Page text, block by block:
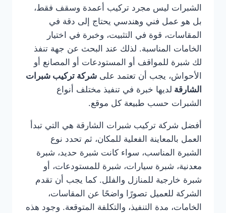
الشبرات ليس مجرد تركيب أعمدة وسقف فقط،
بل هو عمل فني وهندسي يحتاج إلى دقة في
المقاسات، قوة في التثبيت، وخبرة في اختيار
الخامات المناسبة. لذلك عند البحث عن جهة تنفذ
لك شبرة للمواقف أو المستودعات أو المصانع أو
الأحواش، يجب أن تعتمد على شركة تركيب شبرات
الشارقة لديها خبرة في تنفيذ مختلف أنواع
الشبرات حسب طبيعة كل موقع.
أفضل شركة تركيب شبرات الشارقة هي التي تبدأ
العمل بالمعاينة الفعلية للمكان، ثم تحدد نوع
الشبرة المناسب، سواء كانت شبرة حديد، شبرة
معدنية، شبرة سيارات، شبرة للمستودعات، أو
شبرة خارجية للمنازل والفلل. كما يجب أن تقدم
الشركة للعميل تصورًا واضحًا عن المقاسات،
الخامات، مدة التنفيذ، والتكلفة المتوقعة. وجود هذه